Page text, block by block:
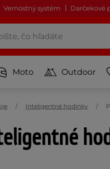
Vernostný systém Darčekové
Moto Outdoor
Inteligentné hodinky